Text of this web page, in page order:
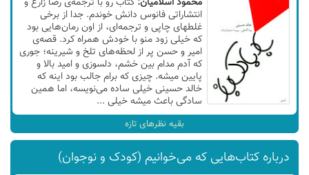
انتشاراتی فانوس دانش خوندم. جدا از برخی
غلطهای چاپی و ترجمه‌ای، از اون رمان‌هایی بود
که خیلی زود منو با خودش همراه کرد. قصه‌ی
امیر و حسن پر از لحظه‌های تلخ و شیرینه؛ جوری
که آدم مدام بین خشم، دلسوزی و امید بالا و
پایین میشه. چیزی که برام جالب بود اینه که
خالد حسینی خیلی ساده می‌نویسه، اما همین
سادگی باعث میشه خیلی ...
بقیه نظر‌های تازه
درباره کتاب‌هایی که می‌خوانیم (کودک و نوجوان)